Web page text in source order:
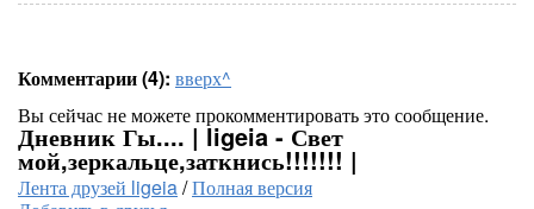
Комментарии (4): вверх^
Вы сейчас не можете прокомментировать это сообщение.
Дневник Гы.... | ligeia - Свет
мой,зеркальце,заткнись!!!!!!! |
Лента друзей ligeia/Полная версия